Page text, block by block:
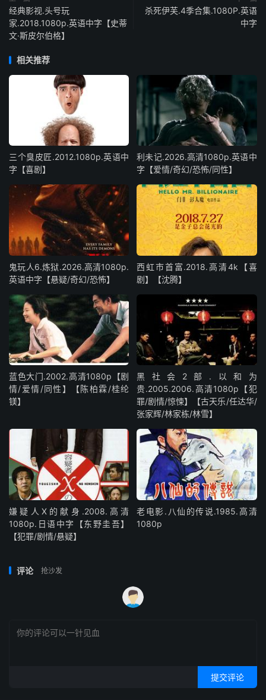
经典影视.头号玩
家.2018.1080p.英语中字【史蒂
文·斯皮尔伯格】
杀死伊芙.4季合集.1080P.英语
中字
相关推荐
三个臭皮匠.2012.1080p.英语中
字【喜剧】
利未记.2026.高清1080p.英语中
字【爱情/奇幻/恐怖/同性】
鬼玩人6.炼狱.2026.高清1080p.
英语中字【悬疑/奇幻/恐怖】
西虹市首富.2018.高清4k【喜
剧】【沈腾】
蓝色大门.2002.高清1080p【剧
情/爱情/同性】【陈柏霖/桂纶
镁】
黑社会2部.以和为
贵.2005.2006.高清1080p【犯
罪/剧情/惊悚】【古天乐/任达华/
张家辉/林家栋/林雪】
嫌疑人X的献身.2008.高清
1080p.日语中字【东野圭吾】
【犯罪/剧情/悬疑】
老电影.八仙的传说.1985.高清
1080p
评论 抢沙发
提交评论